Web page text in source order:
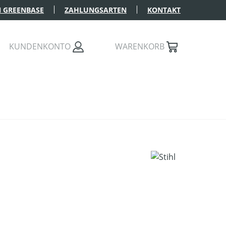
ZAHLUNGSARTEN KONTAKT
KUNDENKONTO WARENKORB